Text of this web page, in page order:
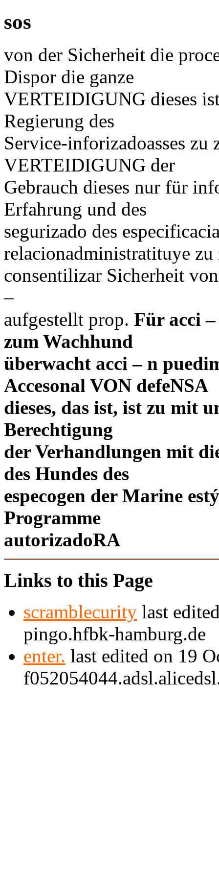
sos
von der Sicherheit die
Dispor die ganze
VERTEIDIGUNG dieses
Regierung des
Service-inforizadoasses
VERTEIDIGUNG der
Gebrauch dieses nur für
Erfahrung und des
segurizado des
relacionadministratituye zu
consentilizar Sicherheit
–
aufgestellt prop. Für acci
zum Wachhund
überwacht acci – n
Accesonal VON defeNSA
dieses, das ist, ist zu mit
Berechtigung
der Verhandlungen mit
des Hundes des
especogen der Marine
Programme
autorizadoRA
Links to this Page
scramblecurity last
pingo.hfbk-hamburg.de
enter. last edited on 19